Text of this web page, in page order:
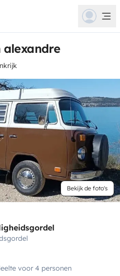
Bekijk de foto's
voor 4 personen